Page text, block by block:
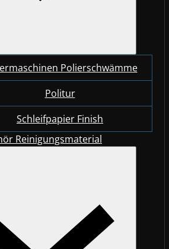
Polierschwämme
Politur
Schleifpapier Finish
Reinigungsmaterial